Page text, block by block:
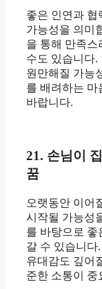
좋은 인연과 협
가능성을 의미
을 통해 만족스
수도 있습니다.
원만해질 가능
를 배려하는 마
바랍니다.
21. 손님이
꿈
오랫동안 이어
시작될 가능성
를 바탕으로 좋
갈 수 있습니다
유대감도 깊어
준한 소통이 중